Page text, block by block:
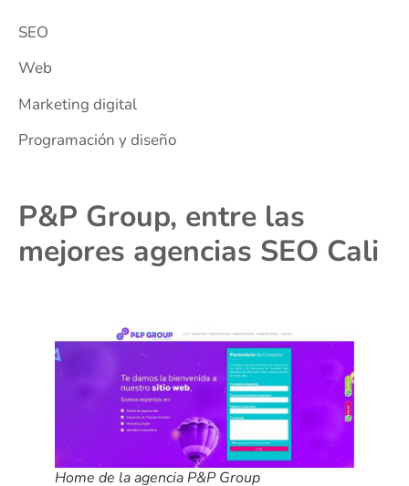
SEO
Web
Marketing digital
Programación y diseño
P&P Group, entre las
mejores agencias SEO Cali
Home de la agencia P&P Group